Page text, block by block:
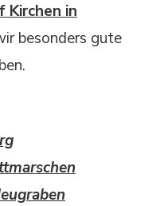
Kirchen in
besonders gute